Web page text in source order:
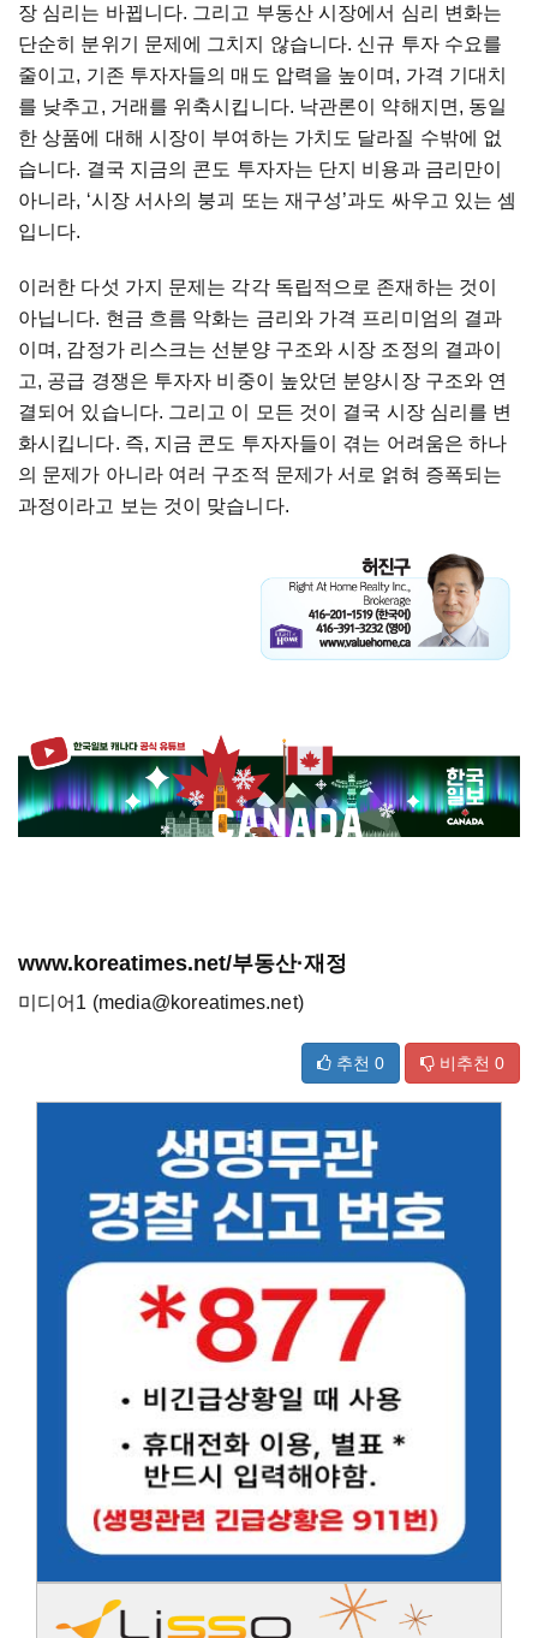
장 심리는 바뀝니다. 그리고 부동산 시장에서 심리 변화는
단순히 분위기 문제에 그치지 않습니다. 신규 투자 수요를
줄이고, 기존 투자자들의 매도 압력을 높이며, 가격 기대치
를 낮추고, 거래를 위축시킵니다. 낙관론이 약해지면, 동일
한 상품에 대해 시장이 부여하는 가치도 달라질 수밖에 없
습니다. 결국 지금의 콘도 투자자는 단지 비용과 금리만이
아니라, ‘시장 서사의 붕괴 또는 재구성’과도 싸우고 있는 셈
입니다.
이러한 다섯 가지 문제는 각각 독립적으로 존재하는 것이
아닙니다. 현금 흐름 악화는 금리와 가격 프리미엄의 결과
이며, 감정가 리스크는 선분양 구조와 시장 조정의 결과이
고, 공급 경쟁은 투자자 비중이 높았던 분양시장 구조와 연
결되어 있습니다. 그리고 이 모든 것이 결국 시장 심리를 변
화시킵니다. 즉, 지금 콘도 투자자들이 겪는 어려움은 하나
의 문제가 아니라 여러 구조적 문제가 서로 얽혀 증폭되는
과정이라고 보는 것이 맞습니다.
www.koreatimes.net/부동산·재정
미디어1 (media@koreatimes.net)
추천 0 비추천 0